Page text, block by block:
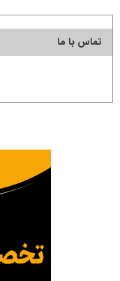
تماس با ما